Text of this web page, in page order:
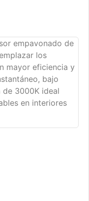
empavonado de
los
mayor eficiencia y
bajo
3000K ideal
en interiores